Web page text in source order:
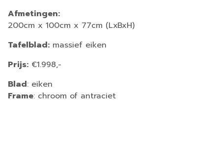
Afmetingen:
200cm x 100cm x 77cm (LxBxH)
Tafelblad: massief eiken
Prijs: €1.998,-
Blad: eiken
Frame: chroom of antraciet